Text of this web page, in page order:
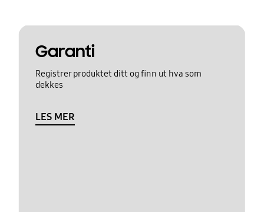
Garanti
Registrer produktet ditt og finn ut hva som
dekkes
LES MER